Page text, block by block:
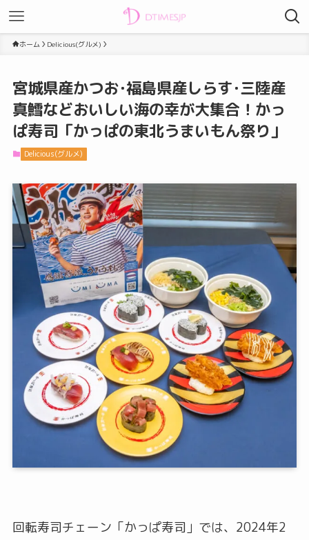
ホーム Delicious(グルメ)
宮城県産かつお･福島県産しらす･三陸産
真鱈などおいしい海の幸が大集合！かっ
ぱ寿司「かっぱの東北うまいもん祭り」
Delicious(グルメ)
回転寿司チェーン「かっぱ寿司」では、2024年2